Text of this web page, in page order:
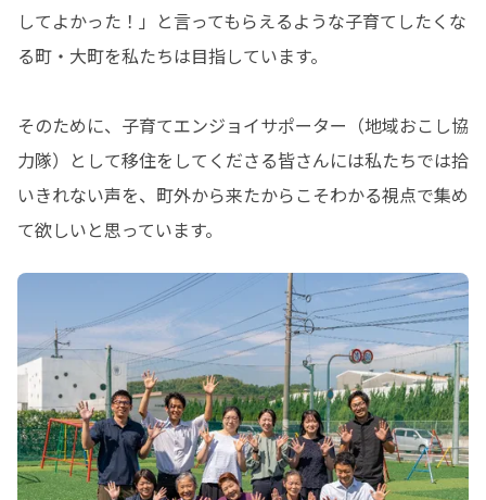
してよかった！」と言ってもらえるような子育てしたくな
る町・大町を私たちは目指しています。
そのために、子育てエンジョイサポーター（地域おこし協
力隊）として移住をしてくださる皆さんには私たちでは拾
いきれない声を、町外から来たからこそわかる視点で集め
て欲しいと思っています。